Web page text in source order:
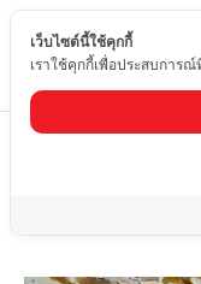
เว็บไซต์นี้ใช้คุกกี้
เราใช้คุกกี้เพื่อประสบการ